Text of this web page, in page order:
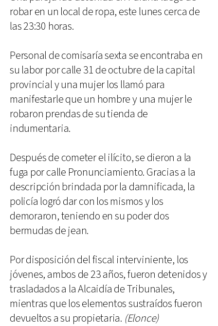
robar en un local de ropa, este lunes cerca de
las 23:30 horas.
Personal de comisaría sexta se encontraba en
su labor por calle 31 de octubre de la capital
provincial y una mujer los llamó para
manifestarle que un hombre y una mujer le
robaron prendas de su tienda de
indumentaria.
Después de cometer el ilícito, se dieron a la
fuga por calle Pronunciamiento. Gracias a la
descripción brindada por la damnificada, la
policía logró dar con los mismos y los
demoraron, teniendo en su poder dos
bermudas de jean.
Por disposición del fiscal interviniente, los
jóvenes, ambos de 23 años, fueron detenidos y
trasladados a la Alcaidía de Tribunales,
mientras que los elementos sustraídos fueron
devueltos a su propietaria. (Elonce)